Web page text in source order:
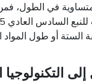
الستة أو طول المواد